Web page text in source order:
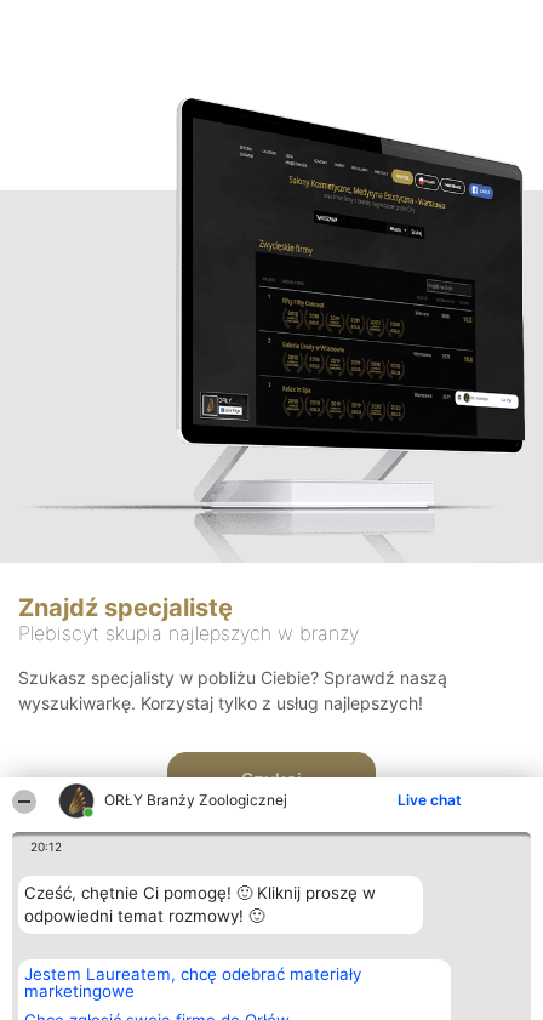
ORŁY Branży Zoologicznej Live chat
20:12
Cześć, chętnie Ci pomogę! 🙂 Kliknij proszę w
odpowiedni temat rozmowy! 🙂
Jestem Laureatem, chcę odebrać materiały
marketingowe
Znajdź specjalistę
Plebiscyt skupia najlepszych w branży
Szukasz specjalisty w pobliżu Ciebie? Sprawdź naszą
wyszukiwarkę. Korzystaj tylko z usług najlepszych!
Szukaj
Organizator plebiscytu
Bright Side Solutions sp. z o.
o. sp. k.
ul. Ruska 22
Plebiscyt
Laureaci
wszystkich
Kontakt
Kontakt